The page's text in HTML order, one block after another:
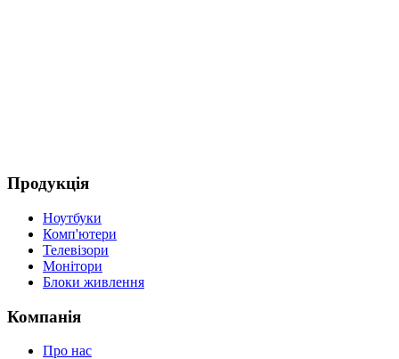
Продукція
Ноутбуки
Комп'ютери
Телевізори
Монітори
Блоки живлення
Компанія
Про нас